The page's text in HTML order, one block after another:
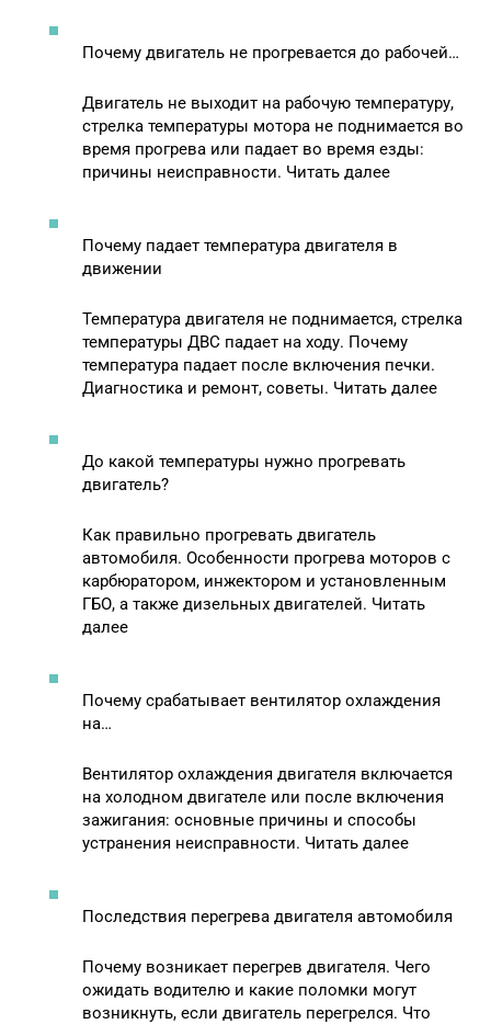
Почему двигатель не прогревается до рабочей…
Двигатель не выходит на рабочую температуру,
стрелка температуры мотора не поднимается во
время прогрева или падает во время езды:
причины неисправности. Читать далее
Почему падает температура двигателя в
движении
Температура двигателя не поднимается, стрелка
температуры ДВС падает на ходу. Почему
температура падает после включения печки.
Диагностика и ремонт, советы. Читать далее
До какой температуры нужно прогревать
двигатель?
Как правильно прогревать двигатель
автомобиля. Особенности прогрева моторов с
карбюратором, инжектором и установленным
ГБО, а также дизельных двигателей. Читать
далее
Почему срабатывает вентилятор охлаждения
на…
Вентилятор охлаждения двигателя включается
на холодном двигателе или после включения
зажигания: основные причины и способы
устранения неисправности. Читать далее
Последствия перегрева двигателя автомобиля
Почему возникает перегрев двигателя. Чего
ожидать водителю и какие поломки могут
возникнуть, если двигатель перегрелся. Что